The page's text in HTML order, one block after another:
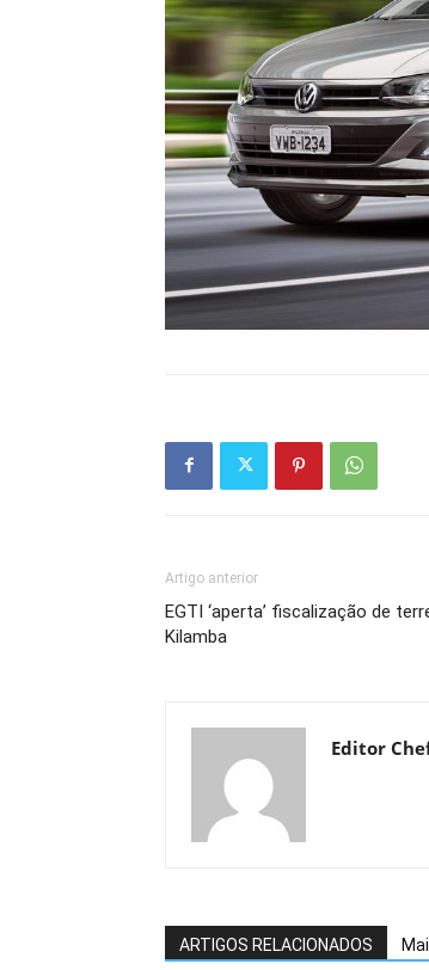
Artigo anterior
EGTI ‘aperta’ fiscalização de
Kilamba
Editor
ARTIGOS RELACIONADOS